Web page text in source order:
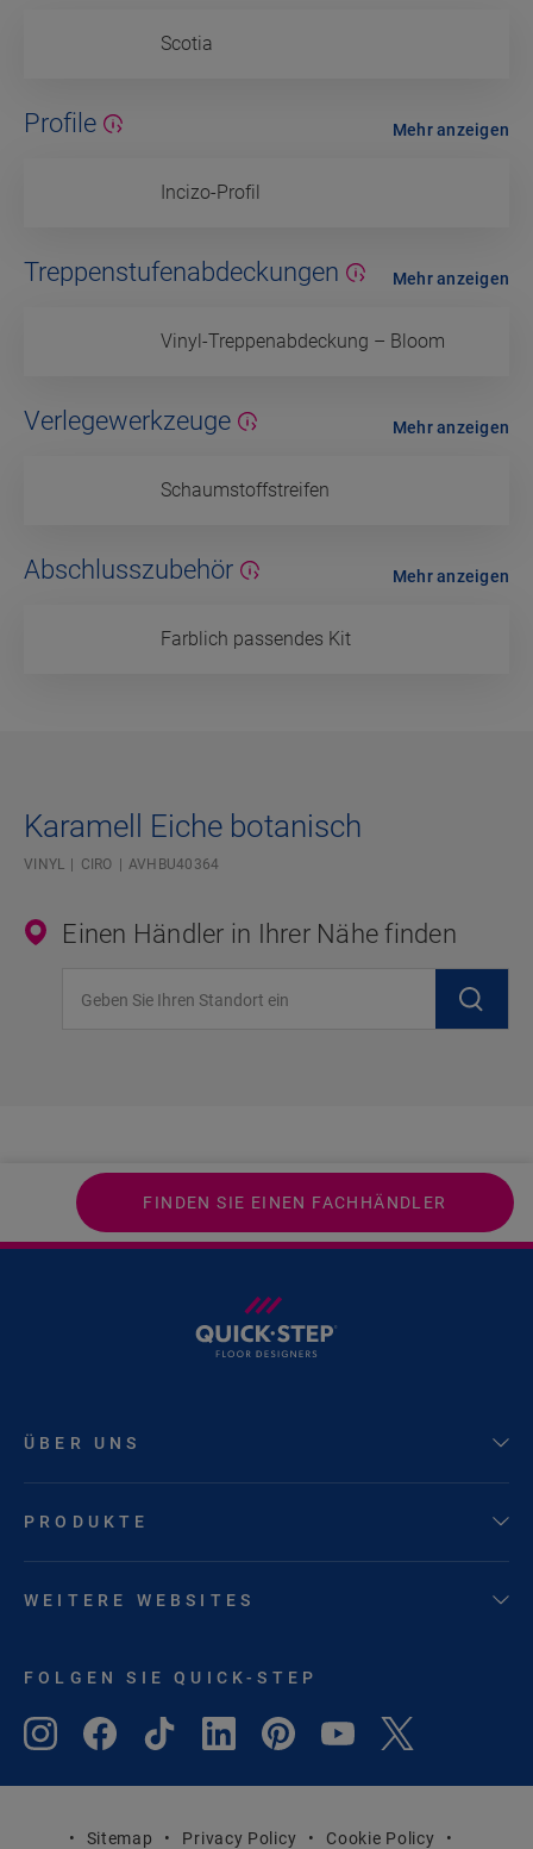
Scotia
Profile
Incizo-Profil
Mehr anzeigen
Treppenstufenabdeckungen
Vinyl-Treppenabdeckung – Bloom
Mehr anzeigen
Verlegewerkzeuge
Schaumstoffstreifen
Mehr anzeigen
Abschlusszubehör
Farblich passendes Kit
Mehr anzeigen
Karamell Eiche botanisch
VINYL CIRO AVHBU40364
Einen Händler in Ihrer Nähe finden
FINDEN SIE EINEN FACHHÄNDLER
ÜBER UNS
PRODUKTE
WEITERE WEBSITES
FOLGEN SIE QUICK-STEP
Sitemap Privacy Policy Cookie Policy